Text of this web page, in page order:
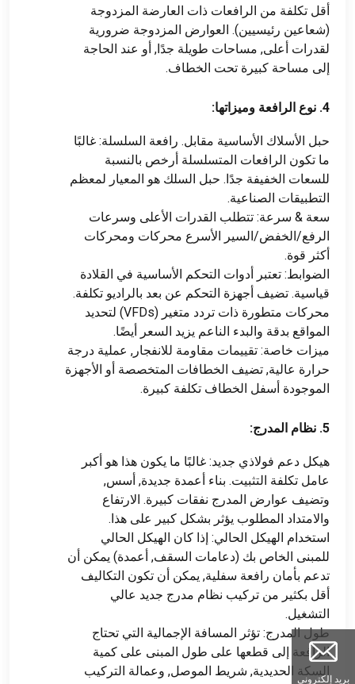
أقل تكلفة من الرافعات ذات العارضة المزدوجة
(شعاعين رئيسيين). العوارض المزدوجة ضرورية
لقدرات أعلى, مساحات طويلة جدًا, أو عند الحاجة
إلى مساحة كبيرة تحت الخطاف.
4. نوع الرافعة وميزاتها:
حبل الأسلاك الأساسية مقابل. رافعة السلسلة: غالبًا
ما تكون الرافعات المتسلسلة أرخص بالنسبة
للسعات الخفيفة جدًا. حبل السلك هو المعيار لمعظم
التطبيقات الصناعية.
سعة & سرعة: تتطلب القدرات الأعلى وسرعات
الرفع/الخفض/السير الأسرع محركات ومحركات
أكثر قوة.
الضوابط: تعتبر أدوات التحكم الأساسية في القلادة
قياسية. تضيف أجهزة التحكم عن بعد بالراديو تكلفة.
محركات متطورة ذات تردد متغير (VFDs) لتحديد
المواقع بدقة والبدء الناعم يزيد السعر أيضًا.
ميزات خاصة: تقييمات مقاومة للانفجار, عملية درجة
حرارة عالية, تضيف الخطافات المتخصصة أو الأجهزة
الموجودة أسفل الخطاف تكلفة كبيرة.
5. نظام المدرج:
هيكل دعم فولاذي جديد: غالبًا ما يكون هذا هو أكبر
عامل تكلفة التثبيت. بناء أعمدة جديدة, أسس,
وتضيف عوارض المدرج نفقات كبيرة. الارتفاع
والامتداد المطلوب يؤثر بشكل كبير على هذا.
استخدام الهيكل الحالي: إذا كان الهيكل الحالي
للمبنى الخاص بك (دعامات السقف, أعمدة) يمكن أن
تدعم بأمان رافعة سفلية, يمكن أن تكون التكاليف
أقل بكثير من تركيب نظام مدرج جديد عالي
التشغيل.
طول المدرج: تؤثر المسافة الإجمالية التي تحتاج
الرافعة إلى قطعها على طول المبنى على كمية
السكة الحديدية, شريط الموصل, وعمالة التركيب
بريد إلكتروني